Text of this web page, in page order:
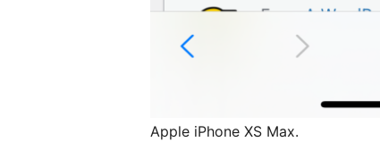
Apple iPhone XS Max.